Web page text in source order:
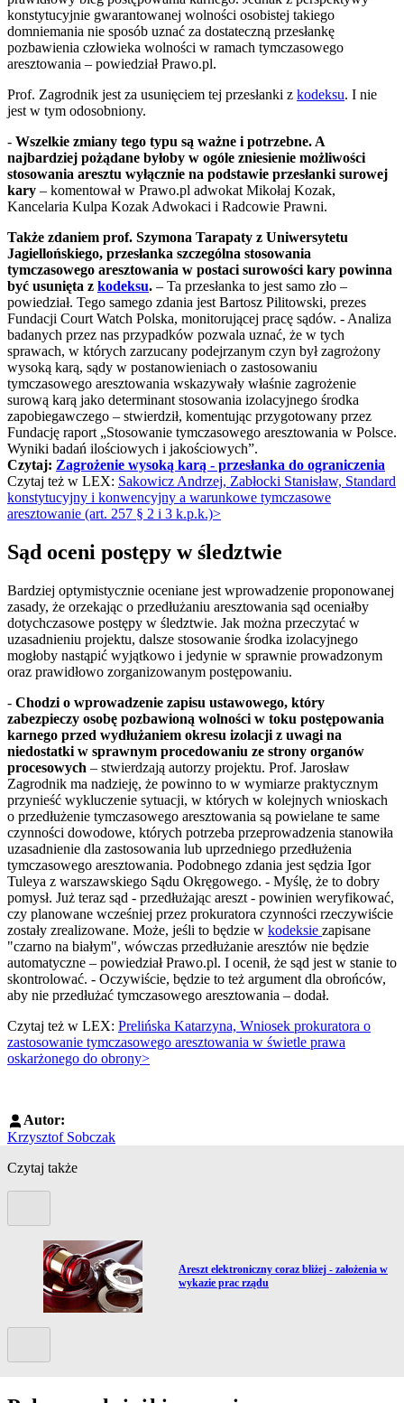
konstytucyjnie gwarantowanej wolności osobistej takiego
domniemania nie sposób uznać za dostateczną przesłankę
pozbawienia człowieka wolności w ramach tymczasowego
aresztowania – powiedział Prawo.pl.
Prof. Zagrodnik jest za usunięciem tej przesłanki z kodeksu. I nie
jest w tym odosobniony.
- Wszelkie zmiany tego typu są ważne i potrzebne. A
najbardziej pożądane byłoby w ogóle zniesienie możliwości
stosowania aresztu wyłącznie na podstawie przesłanki surowej
kary – komentował w Prawo.pl adwokat Mikołaj Kozak,
Kancelaria Kulpa Kozak Adwokaci i Radcowie Prawni.
Także zdaniem prof. Szymona Tarapaty z Uniwersytetu
Jagiellońskiego, przesłanka szczególna stosowania
tymczasowego aresztowania w postaci surowości kary powinna
być usunięta z kodeksu. – Ta przesłanka to jest samo zło –
powiedział. Tego samego zdania jest Bartosz Pilitowski, prezes
Fundacji Court Watch Polska, monitorującej pracę sądów. - Analiza
badanych przez nas przypadków pozwala uznać, że w tych
sprawach, w których zarzucany podejrzanym czyn był zagrożony
wysoką karą, sądy w postanowieniach o zastosowaniu
tymczasowego aresztowania wskazywały właśnie zagrożenie
surową karą jako determinant stosowania izolacyjnego środka
zapobiegawczego – stwierdził, komentując przygotowany przez
Fundację raport „Stosowanie tymczasowego aresztowania w Polsce.
Wyniki badań ilościowych i jakościowych”.
Czytaj: Zagrożenie wysoką karą - przesłanka do ograniczenia
Czytaj też w LEX: Sakowicz Andrzej, Zabłocki Stanisław, Standard
konstytucyjny i konwencyjny a warunkowe tymczasowe
aresztowanie (art. 257 § 2 i 3 k.p.k.)>
Sąd oceni postępy w śledztwie
Bardziej optymistycznie oceniane jest wprowadzenie proponowanej
zasady, że orzekając o przedłużaniu aresztowania sąd oceniałby
dotychczasowe postępy w śledztwie. Jak można przeczytać w
uzasadnieniu projektu, dalsze stosowanie środka izolacyjnego
mogłoby nastąpić wyjątkowo i jedynie w sprawnie prowadzonym
oraz prawidłowo zorganizowanym postępowaniu.
- Chodzi o wprowadzenie zapisu ustawowego, który
zabezpieczy osobę pozbawioną wolności w toku postępowania
karnego przed wydłużaniem okresu izolacji z uwagi na
niedostatki w sprawnym procedowaniu ze strony organów
procesowych – stwierdzają autorzy projektu. Prof. Jarosław
Zagrodnik ma nadzieję, że powinno to w wymiarze praktycznym
przynieść wykluczenie sytuacji, w których w kolejnych wnioskach
o przedłużenie tymczasowego aresztowania są powielane te same
czynności dowodowe, których potrzeba przeprowadzenia stanowiła
uzasadnienie dla zastosowania lub uprzedniego przedłużenia
tymczasowego aresztowania. Podobnego zdania jest sędzia Igor
Tuleya z warszawskiego Sądu Okręgowego. - Myślę, że to dobry
pomysł. Już teraz sąd - przedłużając areszt - powinien weryfikować,
czy planowane wcześniej przez prokuratora czynności rzeczywiście
zostały zrealizowane. Może, jeśli to będzie w kodeksie zapisane
"czarno na białym", wówczas przedłużanie aresztów nie będzie
automatyczne – powiedział Prawo.pl. I ocenił, że sąd jest w stanie to
skontrolować. - Oczywiście, będzie to też argument dla obrońców,
aby nie przedłużać tymczasowego aresztowania – dodał.
Czytaj też w LEX: Prelińska Katarzyna, Wniosek prokuratora o
zastosowanie tymczasowego aresztowania w świetle prawa
oskarżonego do obrony>
Autor:
Krzysztof Sobczak
Czytaj także
Przejdź do artykułu:
Areszt elektroniczny coraz bliżej - założenia w
wykazie prac rządu